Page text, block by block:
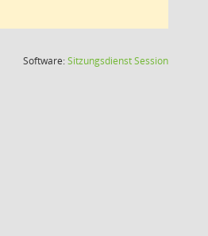
Software:SitzungsdienstSession(Wird in